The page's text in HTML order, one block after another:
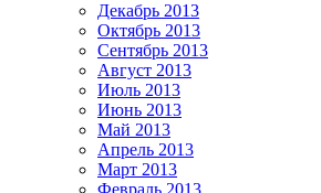
Декабрь 2013
Октябрь 2013
Сентябрь 2013
Август 2013
Июль 2013
Июнь 2013
Май 2013
Апрель 2013
Март 2013